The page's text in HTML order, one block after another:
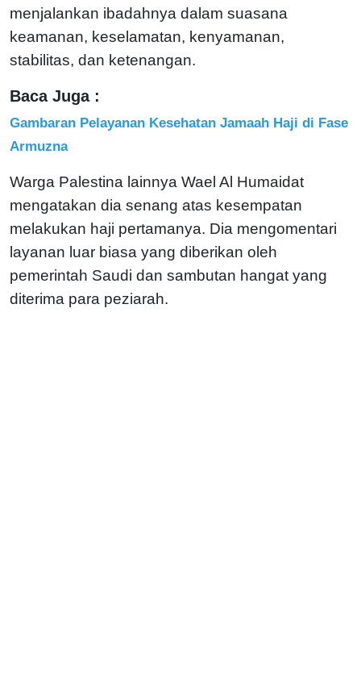
menjalankan ibadahnya dalam suasana
keamanan, keselamatan, kenyamanan,
stabilitas, dan ketenangan.
Baca Juga :
Gambaran Pelayanan Kesehatan Jamaah Haji di Fase
Armuzna
Warga Palestina lainnya Wael Al Humaidat
mengatakan dia senang atas kesempatan
melakukan haji pertamanya. Dia mengomentari
layanan luar biasa yang diberikan oleh
pemerintah Saudi dan sambutan hangat yang
diterima para peziarah.